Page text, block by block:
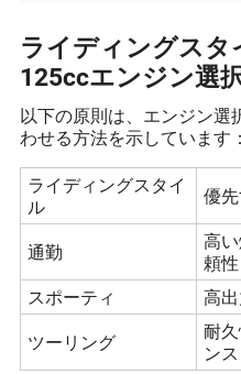
ライディングスタ
125ccエンジン選
以下の原則は、エンジン選
わせる方法を示しています：
ライディングスタイ
ル
優
通勤
高
頼性
スポーティ
高
ツーリング
耐
ンス